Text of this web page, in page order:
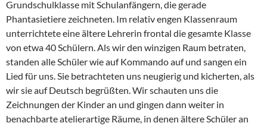
Grundschulklasse mit Schulanfängern, die gerade
Phantasietiere zeichneten. Im relativ engen Klassenraum
unterrichtete eine ältere Lehrerin frontal die gesamte Klasse
von etwa 40 Schülern. Als wir den winzigen Raum betraten,
standen alle Schüler wie auf Kommando auf und sangen ein
Lied für uns. Sie betrachteten uns neugierig und kicherten, als
wir sie auf Deutsch begrüßten. Wir schauten uns die
Zeichnungen der Kinder an und gingen dann weiter in
benachbarte atelierartige Räume, in denen ältere Schüler an